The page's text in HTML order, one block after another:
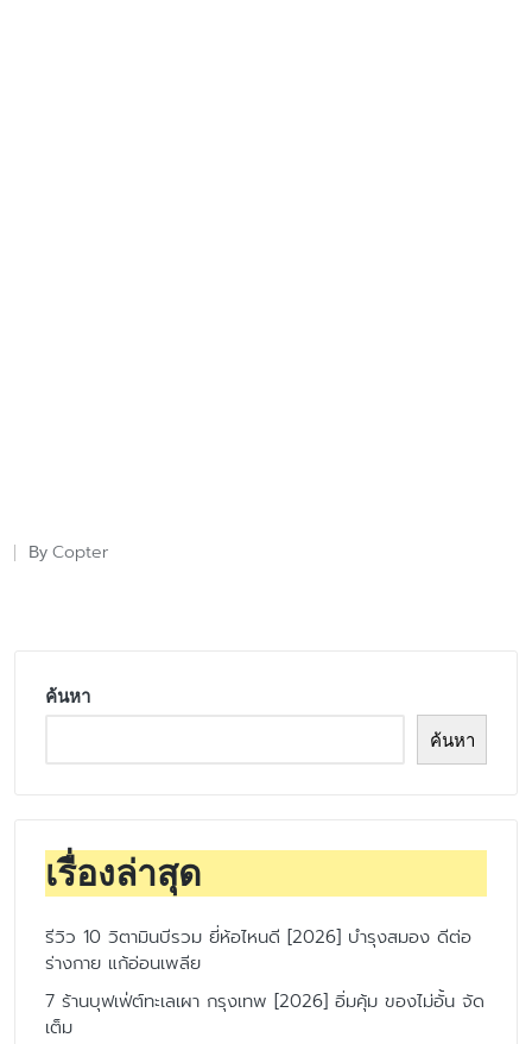
Posted
By Copter
ค้นหา
ค้นหา
เรื่องล่าสุด
รีวิว 10 วิตามินบีรวม ยี่ห้อไหนดี [2026] บำรุงสมอง ดีต่อ
ร่างกาย แก้อ่อนเพลีย
7 ร้านบุฟเฟ่ต์ทะเลเผา กรุงเทพ [2026] อิ่มคุ้ม ของไม่อั้น จัด
เต็ม